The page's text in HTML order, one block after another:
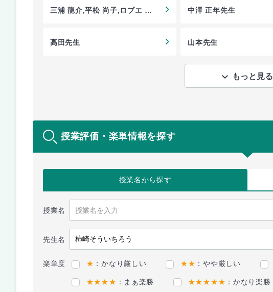
三浦 龍介,平松 尚子,ロブエ ナ
中澤 正年先生
高田先生 山本先生
もっと見る
授業評価・楽単情報を探す
授業名から探す
授業名
先生名
楽単度 ★ ：かなり厳しい ★★ ：やや厳しい
★★★★ ：まぁ楽勝 ★★★★★ ：かなり楽勝